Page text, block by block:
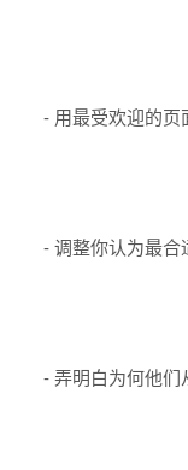
- 用最受欢迎的页
- 调整你认为最合
- 弄明白为何他们